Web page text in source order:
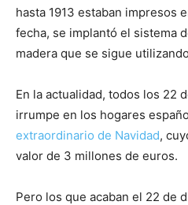
hasta 1913 estaban impresos
fecha, se implantó el sistema
madera que se sigue
En la actualidad, todos los 22
irrumpe en los hogares
extraordinario de Navidad,
valor de 3 millones de euros.
Pero los que acaban el 22 de